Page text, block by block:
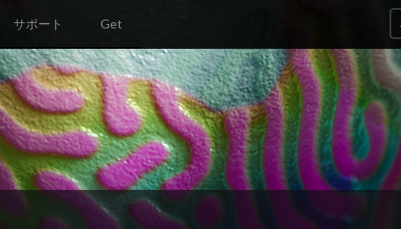
サポート Get